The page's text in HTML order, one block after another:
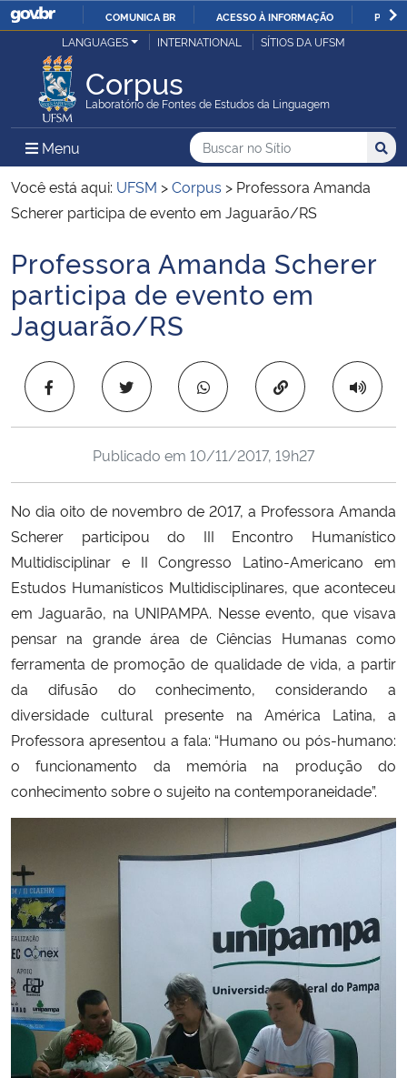
IR
COMUNICA BR ACESSO À INFORMAÇÃO
Ministério da Justiça e Segurança Pública
Ministério da Defesa
Ministério das Relações Exteriores
Ministério da Infraestrutura
Ministério da Agricultura, Pecuária e Abastecimento
Ministério da Educação
Ministério de Minas e Energia
Ministério da Ciência, Tecnologia, Inovações e Comunicações
Ministério do Meio Ambiente
Ministério do Turismo
Ministério do Desenvolvimento Regional
Controladoria-Geral da União
Secretaria de Governo
Gabinete de Segurança Institucional
Advocacia-Geral da União
Banco Central do Brasil
LANGUAGES INTERNATIONAL SÍTIOS DA UFSM
Corpus
Laboratório de Fontes de Estudos da Linguagem
Menu Menu Principal do Sítio
Busca
Buscar no no Sítio
Busca:
Você está aqui: UFSM >Corpus > Professora Amanda
Scherer participa de evento em Jaguarão/RS
Início do conteúdo
Professora Amanda Scherer
participa de evento em
Jaguarão/RS
Copiar para área
Publicado em 10/11/2017, 19h27
No dia oito de novembro de 2017, a Professora Amanda
Scherer participou do III Encontro Humanístico
Multidisciplinar e II Congresso Latino-Americano em
Estudos Humanísticos Multidisciplinares, que aconteceu
em Jaguarão, na UNIPAMPA. Nesse evento, que visava
pensar na grande área de Ciências Humanas como
ferramenta de promoção de qualidade de vida, a partir
da difusão do conhecimento, considerando a
diversidade cultural presente na América Latina, a
Professora apresentou a fala: “Humano ou pós-humano:
o funcionamento da memória na produção do
conhecimento sobre o sujeito na contemporaneidade”.